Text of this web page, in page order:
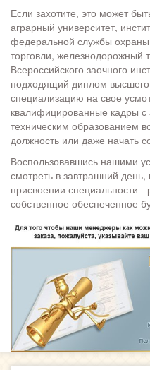
Если захотите, это может
аграрный университет,
федеральной службы
торговли, железнодорожный
Всероссийского заочного
подходящий диплом
специализацию на свое
квалифицированные кадры
техническим образованием
должность или даже начать
Воспользовавшись нашими
смотреть в завтрашний день,
присвоении специальности
собственное обеспеченное